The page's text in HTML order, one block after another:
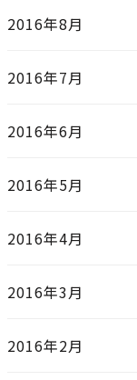
2016年8月
2016年7月
2016年6月
2016年5月
2016年4月
2016年3月
2016年2月